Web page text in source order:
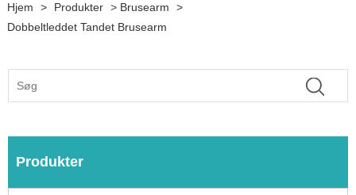
Hjem > Produkter > Brusearm
>
Dobbeltleddet Tandet Brusearm
Produkter